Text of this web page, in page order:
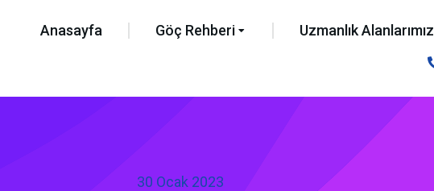
Anasayfa Göç Rehberi Uzmanlık Alanlarımız
30 Ocak 2023